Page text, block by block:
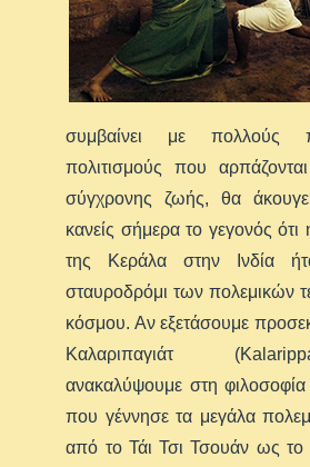
συμβαίνει με πολλούς
πολιτισμούς που
σύγχρονης ζωής, θα
κανείς σήμερα το γεγονός ότι
της Κεράλα στην Ινδία
σταυροδρόμι των πολεμικών
κόσμου. Αν εξετάσουμε
Καλαριπαγιάτ
ανακαλύψουμε στη
που γέννησε τα μεγάλα
από το Τάι Τσι Τσουάν ως το